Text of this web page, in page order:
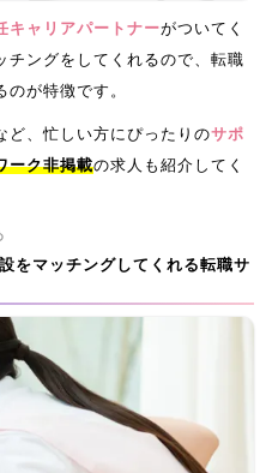
キャリアパートナーがついてく
チングをしてくれるので、転職
のが特徴です。
ど、忙しい方にぴったりのサポ
ーク非掲載の求人も紹介してく
をマッチングしてくれる転職サ